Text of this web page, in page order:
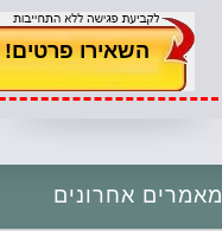
מאמרים אחרונים